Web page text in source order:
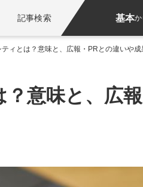
記事検索 基本
ティとは？意味と、広報・PRとの違いや
意味と、広